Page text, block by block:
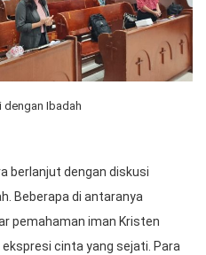
dengan Ibadah
berlanjut dengan diskusi
Beberapa di antaranya
pemahaman iman Kristen
cinta yang sejati. Para